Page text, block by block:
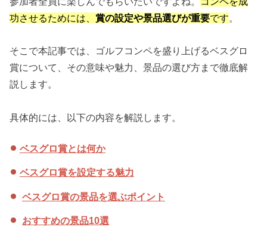
功させるためには、 賞の設定や景品選びが重要です。
そこで本記事では、ゴルフコンペを盛り上げるベスグロ
賞について、その意味や魅力、景品の選び方まで徹底解
説します。
具体的には、以下の内容を解説します。
ベスグロ賞とは何か
ベスグロ賞を設定する魅力
ベスグロ賞の景品を選ぶポイント
おすすめの景品10選